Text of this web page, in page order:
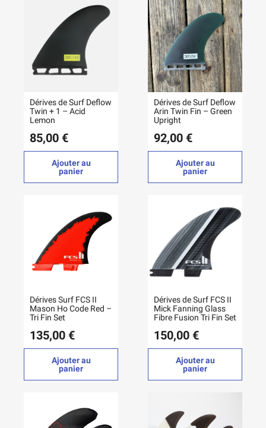
Dérives de Surf Deflow
Twin + 1 – Acid
Lemon
85,00 €
Ajouter au
panier
Dérives de Surf Deflow
Arin Twin Fin – Green
Upright
92,00 €
Ajouter au
panier
Dérives Surf FCS II
Mason Ho Code Red –
Tri Fin Set
135,00 €
Ajouter au
panier
Dérives de Surf FCS II
Mick Fanning Glass
Fibre Fusion Tri Fin Set
150,00 €
Ajouter au
panier